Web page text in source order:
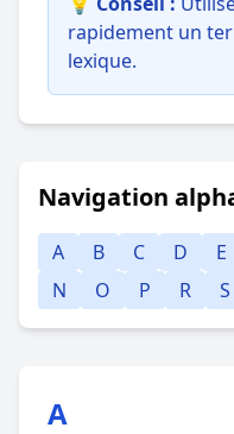
rapidement un
lexique.
Navigation
A B C D E
N
O P R S
A